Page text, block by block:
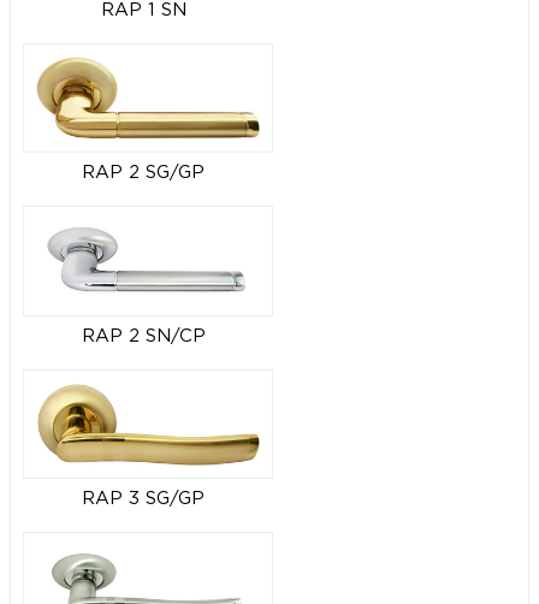
RAP 1 SN
RAP 2 SG/GP
RAP 2 SN/CP
RAP 3 SG/GP